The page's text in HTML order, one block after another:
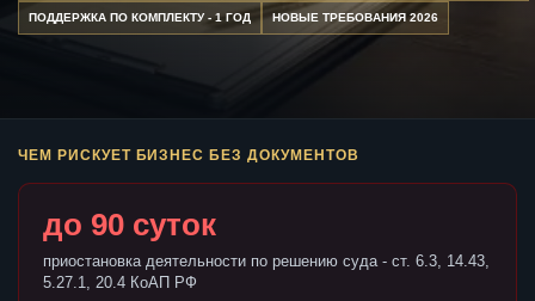
ПОДДЕРЖКА ПО КОМПЛЕКТУ - 1 ГОД НОВЫЕ ТРЕБОВАНИЯ 2026
ЧЕМ РИСКУЕТ БИЗНЕС БЕЗ ДОКУМЕНТОВ
до 90 суток
приостановка деятельности по решению суда - ст. 6.3, 14.43,
5.27.1, 20.4 КоАП РФ